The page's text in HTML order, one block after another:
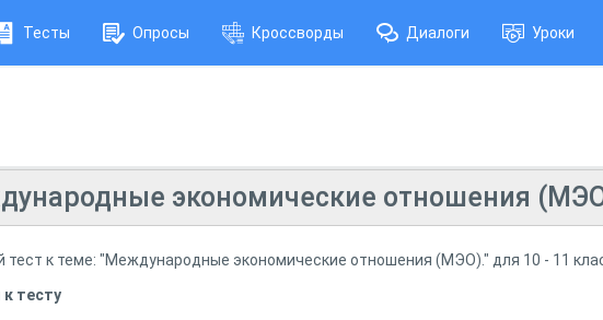
Тесты Опросы Кроссворды Диалоги Уроки
экономические отношения
тест к теме: "Международные экономические отношения (МЭО)." для 10 - 11
к тесту